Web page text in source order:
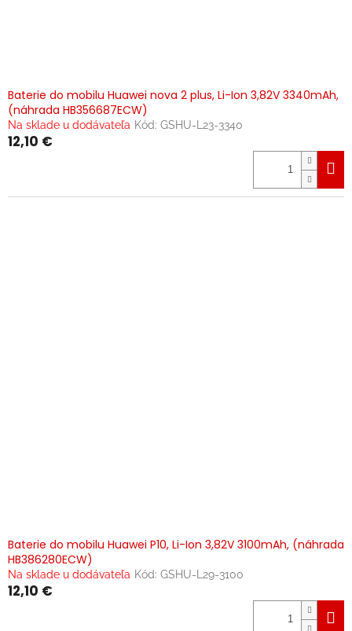
Baterie do mobilu Huawei nova 2 plus, Li-Ion 3,82V 3340mAh,
(náhrada HB356687ECW)
Na sklade u dodávateľa Kód: GSHU-L23-3340
12,10 €
Baterie do mobilu Huawei P10, Li-Ion 3,82V 3100mAh, (náhrada
HB386280ECW)
Na sklade u dodávateľa Kód: GSHU-L29-3100
12,10 €